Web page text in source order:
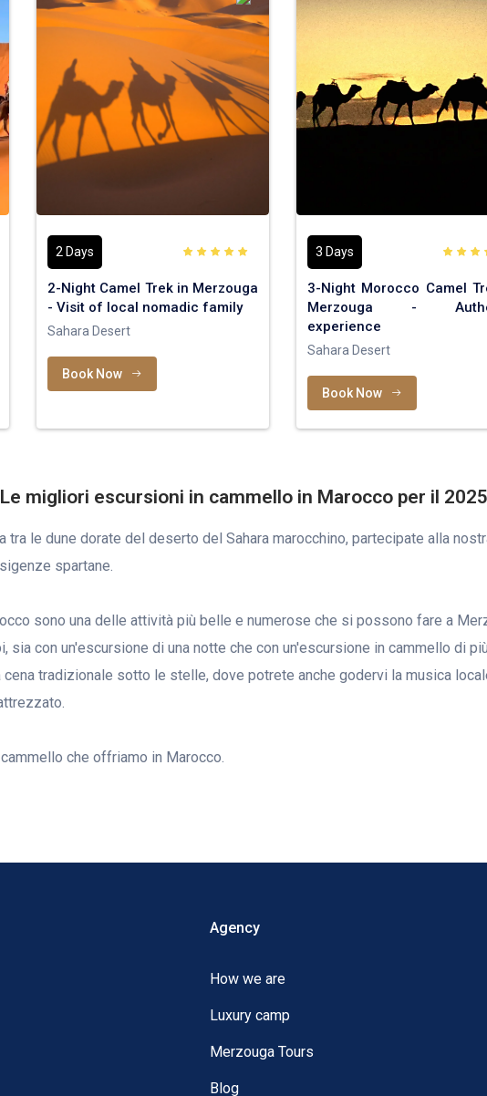
2 Days
2-Night Camel Trek in Merzouga
- Visit of local nomadic family
Sahara Desert
Book Now
3 Days
3-Night Morocco Camel
Merzouga -
experience
Sahara Desert
Book Now
Le migliori escursioni in cammello in Marocco per il
tra le dune dorate del deserto del Sahara marocchino, partecipate alla
spartane.
sono una delle attività più belle e numerose che si possono fare a
sia con un'escursione di una notte che con un'escursione in cammello di
cena tradizionale sotto le stelle, dove potrete anche godervi la musica
che offriamo in Marocco.
Agency
How we are
Luxury camp
Merzouga Tours
Blog